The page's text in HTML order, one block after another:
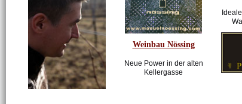
Weinbau Nössing
Neue Power in der alten
Kellergasse